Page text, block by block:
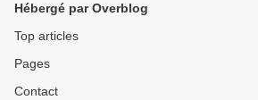
Hébergé par Overblog
Top articles
Pages
Contact